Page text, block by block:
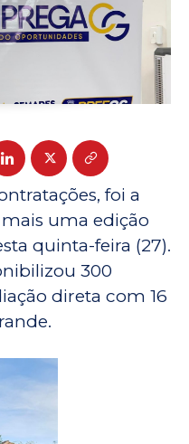
foi a
uma edição
quinta-feira (27).
300
direta com 16